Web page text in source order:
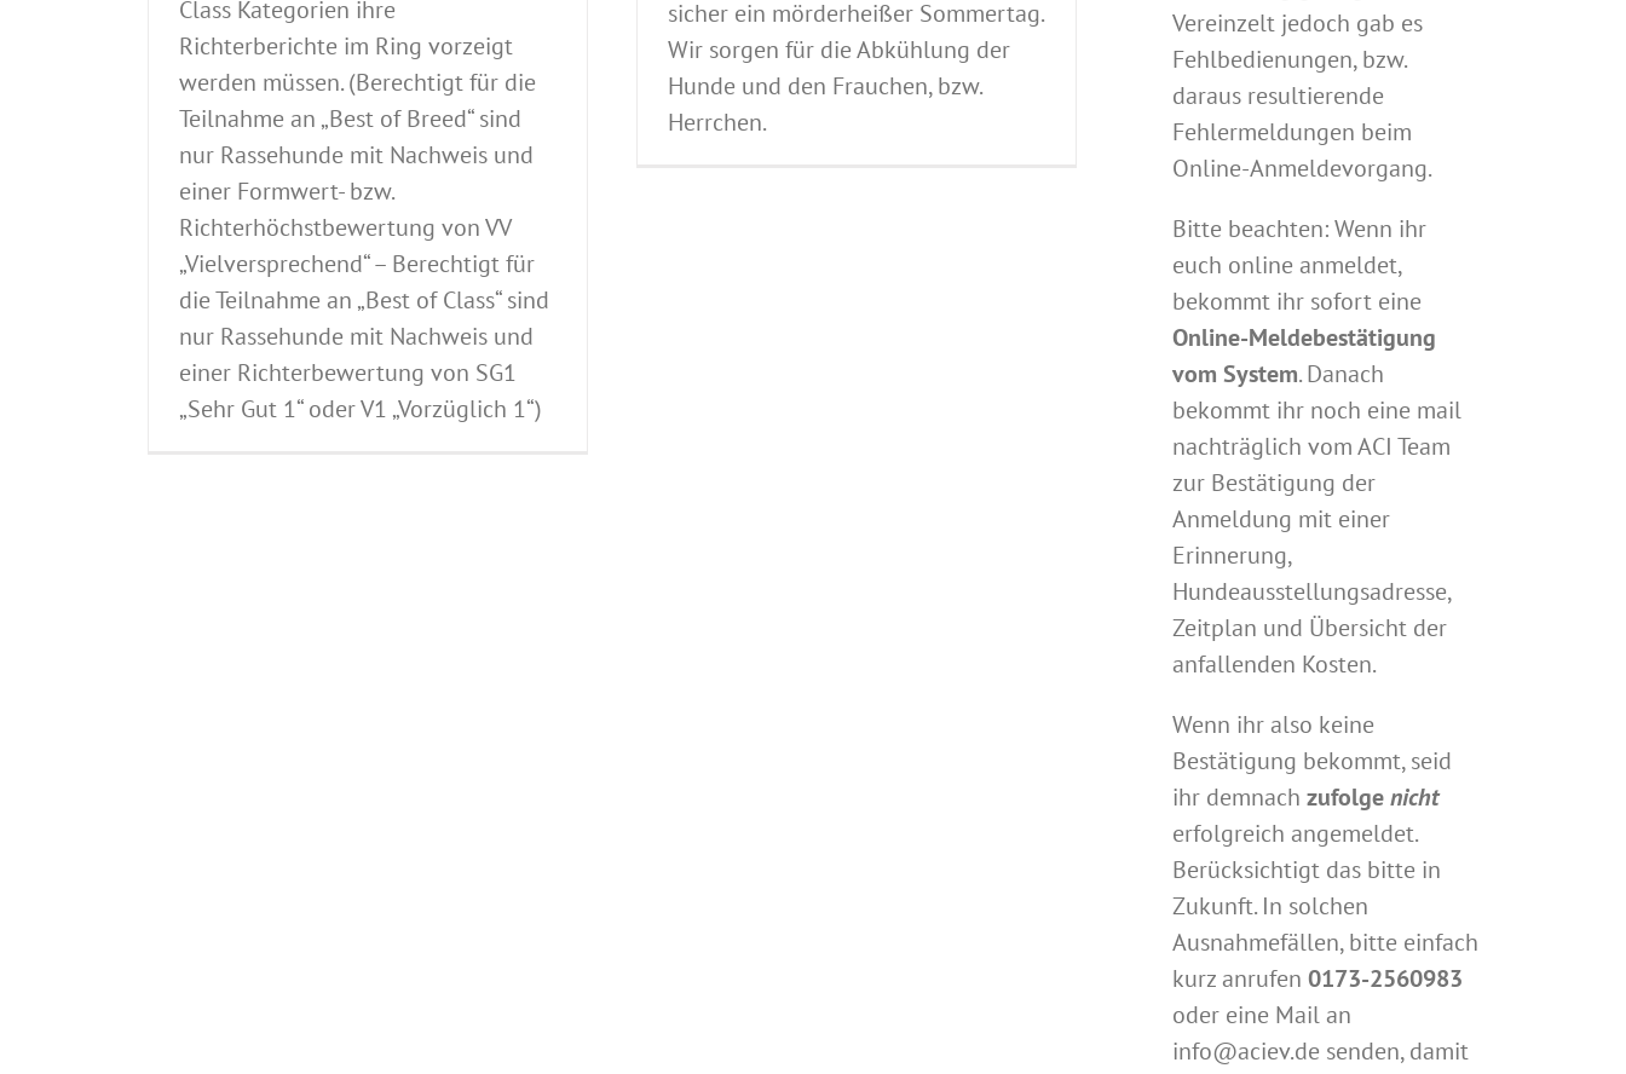
Class Kategorien ihre
Richterberichte im Ring vorzeigt
werden müssen. (Berechtigt für die
Teilnahme an „Best of Breed“ sind
nur Rassehunde mit Nachweis und
einer Formwert- bzw.
Richterhöchstbewertung von VV
„Vielversprechend“ – Berechtigt für
die Teilnahme an „Best of Class“ sind
nur Rassehunde mit Nachweis und
einer Richterbewertung von SG1
„Sehr Gut 1“ oder V1 „Vorzüglich 1“)
sicher ein mörderheißer Sommertag.
Wir sorgen für die Abkühlung der
Hunde und den Frauchen, bzw.
Herrchen.
Vereinzelt jedoch gab es
Fehlbedienungen, bzw.
daraus resultierende
Fehlermeldungen beim
Online-Anmeldevorgang.
Bitte beachten: Wenn ihr
euch online anmeldet,
bekommt ihr sofort eine
Online-Meldebestätigung
vom System. Danach
bekommt ihr noch eine mail
nachträglich vom ACI Team
zur Bestätigung der
Anmeldung mit einer
Erinnerung,
Hundeausstellungsadresse,
Zeitplan und Übersicht der
anfallenden Kosten.
Wenn ihr also keine
Bestätigung bekommt, seid
ihr demnach zufolgenicht
erfolgreich angemeldet.
Berücksichtigt das bitte in
Zukunft. In solchen
Ausnahmefällen, bitte einfach
kurz anrufen 0173-2560983
oder eine Mail an
info@aciev.de senden, damit